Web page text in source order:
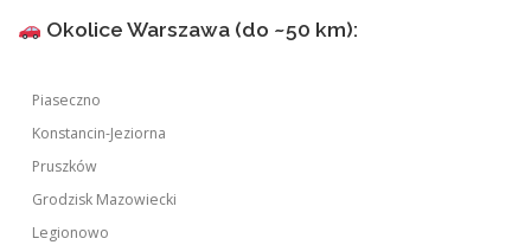
Okolice Warszawa (do ~50 km):
Piaseczno
Konstancin-Jeziorna
Pruszków
Grodzisk Mazowiecki
Legionowo